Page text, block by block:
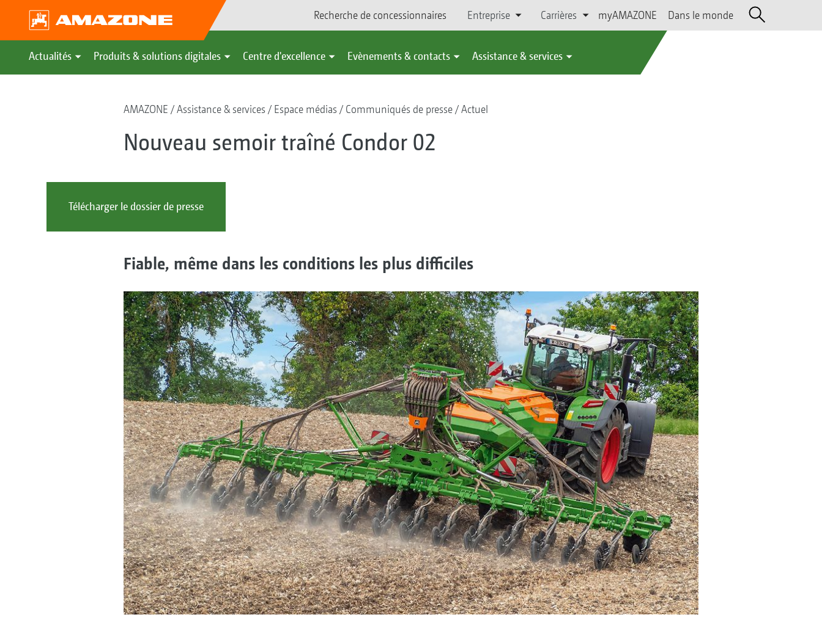
Recherche de concessionnaires Entreprise Carrières myAMAZONE Dans le monde
Actualités Produits & solutions digitales Centre d'excellence Evènements & contacts Assistance & services
AMAZONE Assistance & services Espace médias Communiqués de presse Actuel
Nouveau semoir traîné Condor 02
Télécharger le dossier de presse
Fiable, même dans les conditions les plus difficiles